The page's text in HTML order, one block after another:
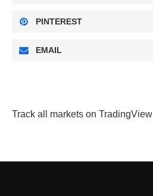
PINTEREST
EMAIL
Track all markets on TradingView